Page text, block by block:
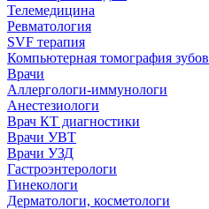
Телемедицина
Ревматология
SVF терапия
Компьютерная томография зубов
Врачи
Аллергологи-иммунологи
Анестезиологи
Врач КТ диагностики
Врачи УВТ
Врачи УЗД
Гастроэнтерологи
Гинекологи
Дерматологи, косметологи